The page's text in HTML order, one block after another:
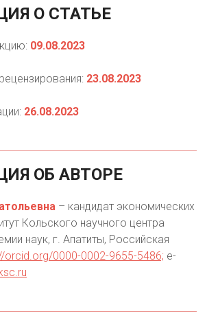
О СТАТЬЕ
09.08.2023
23.08.2023
26.08.2023
ОБ АВТОРЕ
– кандидат экономических
Кольского научного центра
наук, г. Апатиты, Российская
orcid.org/0000-0002-9655-5486; e-